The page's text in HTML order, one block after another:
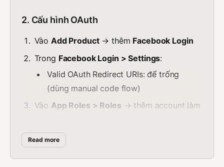
2. Cấu hình OAuth
VàoAdd Product→ thêm Facebook Login
Trong Facebook Login > Settings:
Valid OAuth Redirect URIs: để trống
(dùng manual code flow)
Vào App Roles > Roles → thêm account làm
3. Cấu hình .env
Read more